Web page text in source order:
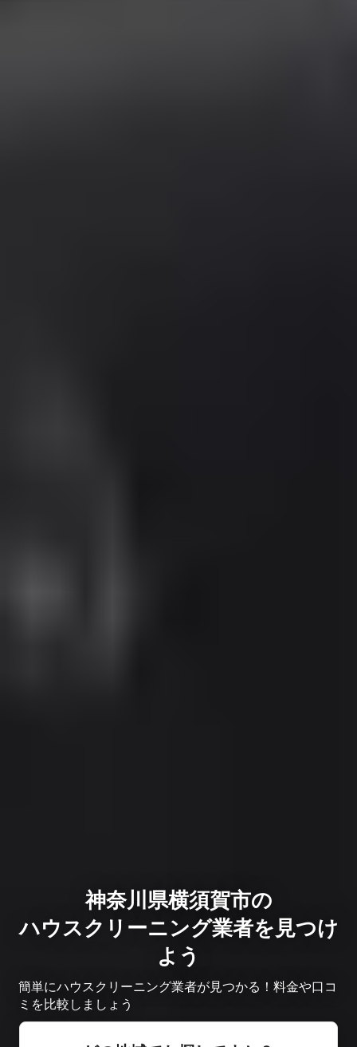
神奈川県横須賀市の
ハウスクリーニング業者を見つけ
よう
簡単にハウスクリーニング業者が見つかる！料金や口コ
ミを比較しましょう